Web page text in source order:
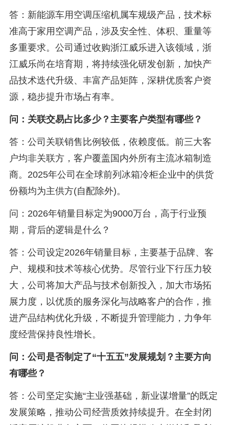
答：新能源车用空调压缩机属车规级产品，技术标
准高于家用空调产品，涉及安全性、体积、重量等
多重要求。公司通过收购浙江威乐进入该领域，浙
江威乐尚在培育期，将持续强化研发创新，加快产
品技术迭代升级、丰富产品矩阵，深耕优质客户资
源，稳步提升市场占有率。
问：关联交易占比多少？主要客户类型有哪些？
答：公司关联销售比例较低，依赖度低。前三大客
户均非关联方，客户覆盖国内外所有主流冰箱制造
商。2025年公司在全球前列冰箱冷柜企业中的供货
份额均为主供方(自配除外)。
问：2026年销量目标定为9000万台，高于行业预
期，背后的逻辑是什么？
答：公司设定2026年销量目标，主要基于品牌、客
户、规模和技术等核心优势。尽管行业下行压力较
大，公司将加大产品与技术创新投入，加大市场拓
展力度，以优质的服务深化与战略客户的合作，推
进产品结构优化升级，不断提升管理能力，力争年
度经营保持良性增长。
问：公司是否制定了“十五五”发展规划？主要方向
有哪些？
答：公司坚定实施“主业强基础，新业谋增量”的既定
发展策略，推动公司经营质效持续提升。在全封闭